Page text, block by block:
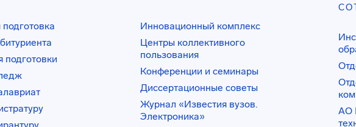
подготовки
Инновационный комплекс
Центры коллективного
пользования
Конференции и семинары
Диссертационные советы
Журнал «Известия вузов.
Электроника»
АО